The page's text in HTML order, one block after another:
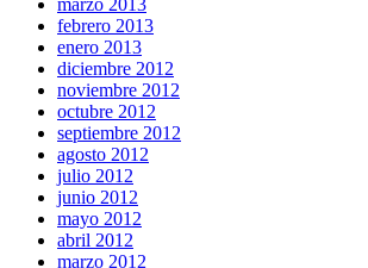
marzo 2013
febrero 2013
enero 2013
diciembre 2012
noviembre 2012
octubre 2012
septiembre 2012
agosto 2012
julio 2012
junio 2012
mayo 2012
abril 2012
marzo 2012